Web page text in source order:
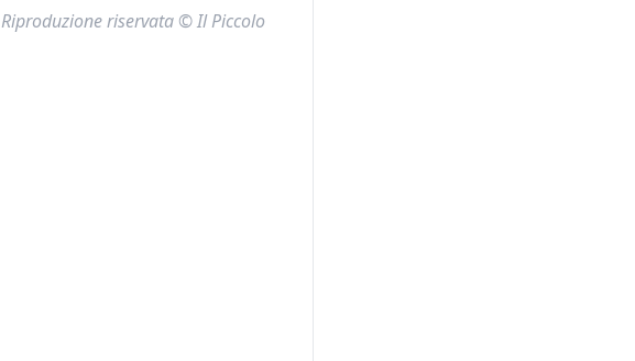
Riproduzione riservata © Il Piccolo